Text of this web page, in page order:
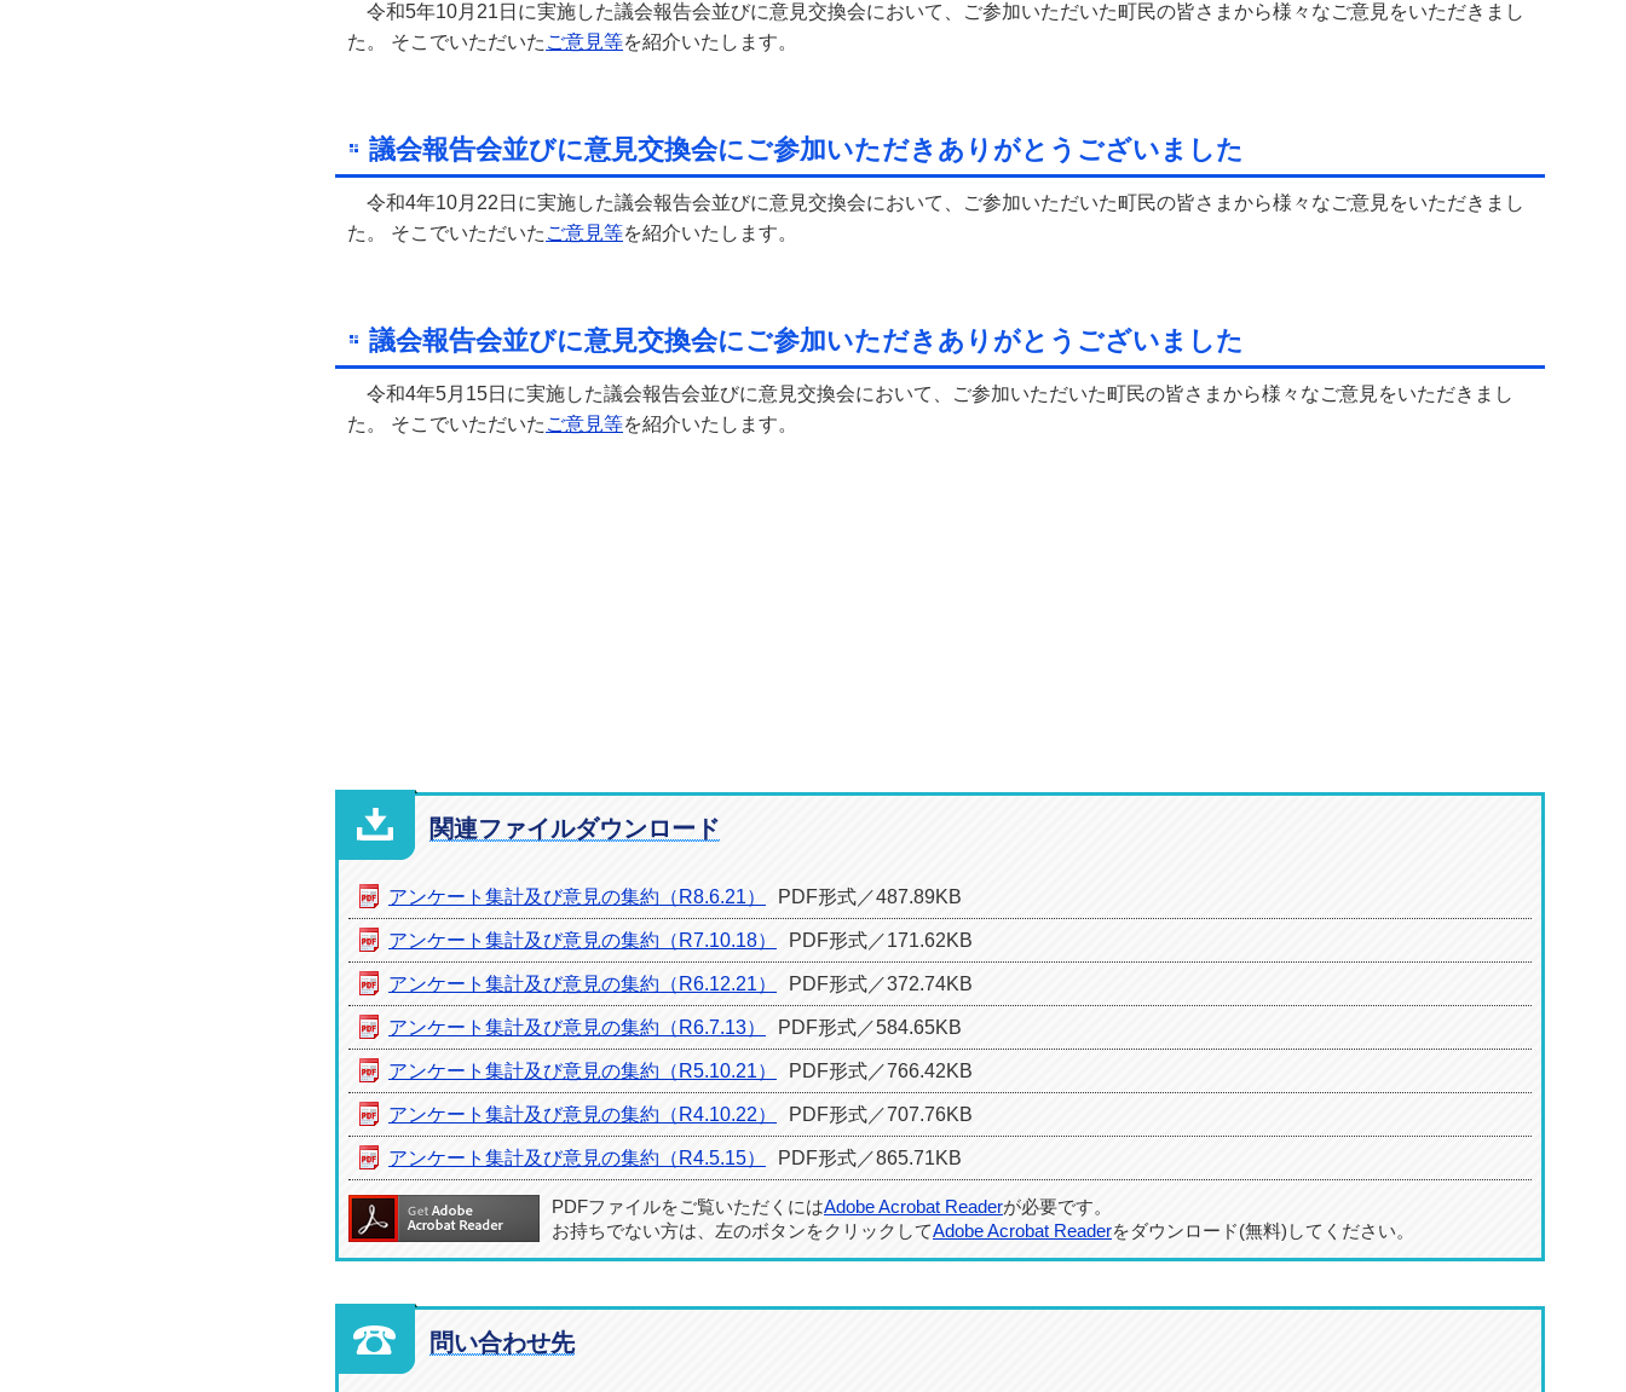
令和5年10月21日に実施した議会報告会並びに意見交換会において、ご参加いただいた町民の皆さまから様々なご意見をいただきまし
た。 そこでいただいた ご意見等を紹介いたします。
議会報告会並びに意見交換会にご参加いただきありがとうございました
令和4年10月22日に実施した議会報告会並びに意見交換会において、ご参加いただいた町民の皆さまから様々なご意見をいただきまし
た。 そこでいただいた ご意見等を紹介いたします。
議会報告会並びに意見交換会にご参加いただきありがとうございました
令和4年5月15日に実施した議会報告会並びに意見交換会において、ご参加いただいた町民の皆さまから様々なご意見をいただきまし
た。 そこでいただいた ご意見等を紹介いたします。
関連ファイルダウンロード
アンケート集計及び意見の集約（R8.6.21） PDF形式／487.89KB
アンケート集計及び意見の集約（R7.10.18） PDF形式／171.62KB
アンケート集計及び意見の集約（R6.12.21） PDF形式／372.74KB
アンケート集計及び意見の集約（R6.7.13） PDF形式／584.65KB
アンケート集計及び意見の集約（R5.10.21） PDF形式／766.42KB
アンケート集計及び意見の集約（R4.10.22） PDF形式／707.76KB
アンケート集計及び意見の集約（R4.5.15） PDF形式／865.71KB
PDFファイルをご覧いただくにはAdobe Acrobat Readerが必要です。
お持ちでない方は、左のボタンをクリックしてAdobe Acrobat Readerをダウンロード(無料)してください。
問い合わせ先